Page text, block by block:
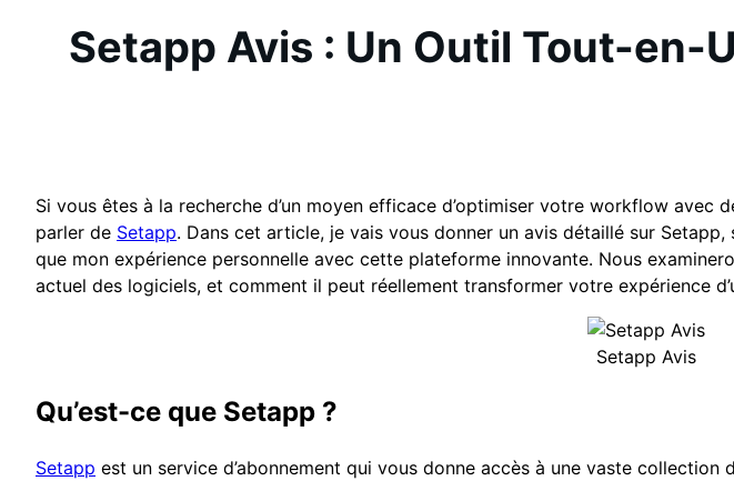
Setapp Avis : Un Outil Tout-
Si vous êtes à la recherche d’un moyen efficace d’optimiser votre workflow
parler de Setapp. Dans cet article, je vais vous donner un avis détaillé sur
que mon expérience personnelle avec cette plateforme innovante. Nous
actuel des logiciels, et comment il peut réellement transformer votre expérience
Setapp Avis
Qu’est-ce que Setapp ?
Setapp est un service d’abonnement qui vous donne accès à une vaste collection